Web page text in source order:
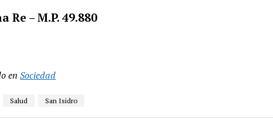
Re – M.P. 49.880
en Sociedad
Salud San Isidro